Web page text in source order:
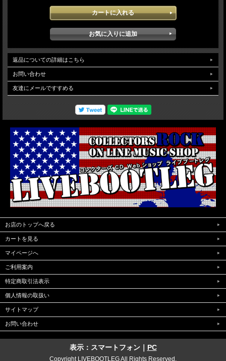
HIStory Tour 1996 12月31日Jerudong Park Amphitheatre:Bandar Seri Begawan
BruneiでのステージをPro収録したBlu-rayとなります。7月にブルネイ王国に招待さ
たperformanceは1996年にツアー最終日となり同じブルネイでのライブとなり会場
に詰め掛けたオーディンスの熱気且つステージにおけるマイケルのモチベーション
の高さがダイレクトに感じられるライブとなっています。素晴らしい出来のコンサ
ートです。映像クオリティはPro収録されたソースが使用されアナログサイズのソ
ースのバックにワイドかされたボカシソースを配置しワイド仕様に仕上げられ両サ
イドの黒帯の違和感もなく安定した高画質で堪能できます。（NTSC Menu
Chapter region02仕様)
返品についての詳細はこちら
お問い合わせ
友達にメールですすめる
お店のトップへ戻る
カートを見る
マイページへ
ご利用案内
特定商取引法表示
個人情報の取扱い
サイトマップ
お問い合わせ
表示：スマートフォン｜ PC
Copyright LIVEBOOTLEG All Rights Reserved.